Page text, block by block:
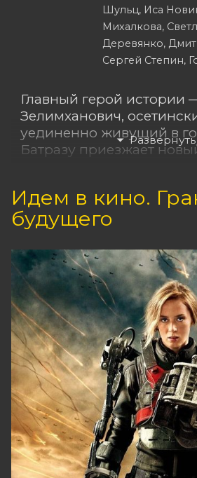
Шульц, Иса
Михалкова,
Деревянко,
Сергей Степин,
Главный герой истории
Зелимханович,
уединенно живущий в
Батразу приезжает
решении ликвидировать
что «один человек — не
административная
нужно получить
Батраза на переезд в
никуда уезжать не
правда, при этом он не
может единолично
решению
Батраз видит заметку
поселениях,
туристов, и решает
родное село, превратив
деревню. Чтобы
задачей, ему нужна
внуков, которым очень
вырваться из городской
Идем в кино.
будущего